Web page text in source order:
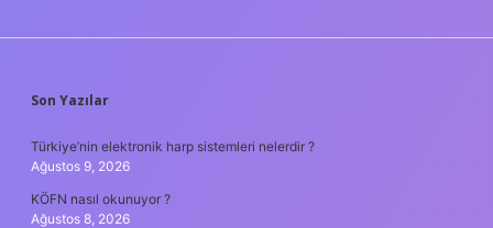
SIDEBAR
Son Yazılar
Türkiye’nin elektronik harp sistemleri nelerdir ?
Ağustos 9, 2026
KÖFN nasıl okunuyor ?
Ağustos 8, 2026